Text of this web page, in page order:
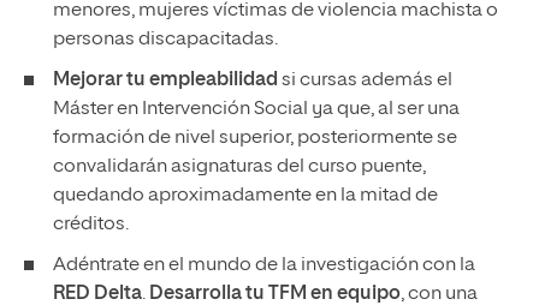
menores, mujeres víctimas de violencia machista o
personas discapacitadas.
Mejorar tu empleabilidad si cursas además el
Máster en Intervención Social ya que, al ser una
formación de nivel superior, posteriormente se
convalidarán asignaturas del curso puente,
quedando aproximadamente en la mitad de
créditos.
Adéntrate en el mundo de la investigación con la
RED Delta. Desarrolla tu TFM en equipo, con una